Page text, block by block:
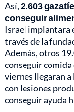
Así,2.603
conseguir
Israel implantara
través de la
Además, otros
conseguir comida
viernes llegaran
con lesiones
conseguir ayuda